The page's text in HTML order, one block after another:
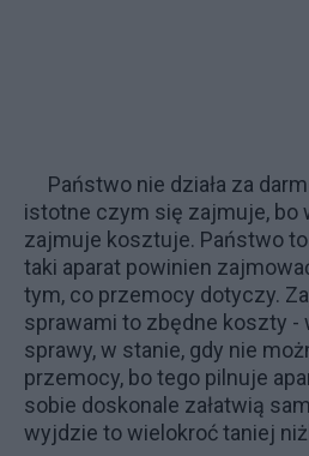
Państwo nie działa za
istotne czym się zajmuje, bo
zajmuje kosztuje. Państwo
taki aparat powinien
tym, co przemocy dotyczy.
sprawami to zbędne koszty -
sprawy, w stanie, gdy nie
przemocy, bo tego pilnuje
sobie doskonale załatwią
wyjdzie to wielokroć taniej